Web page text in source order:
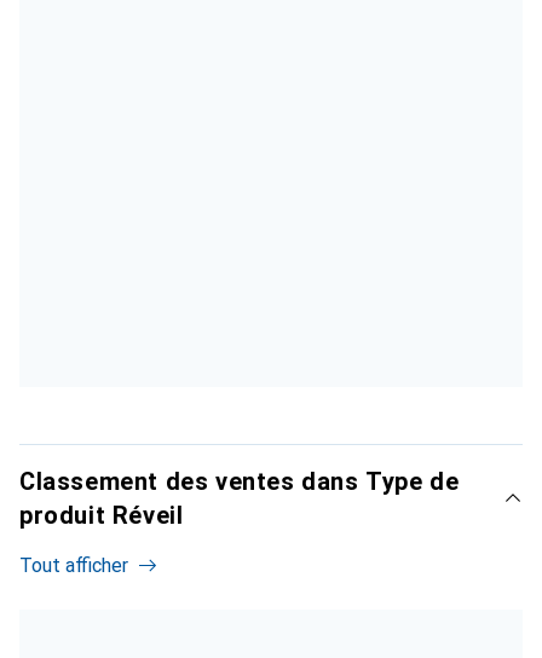
Classement des ventes dans Type de
produit Réveil
Tout afficher